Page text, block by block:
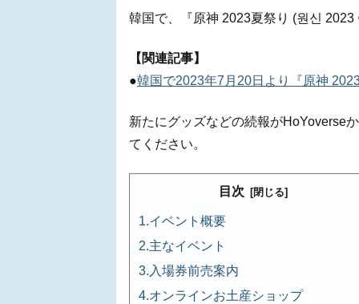
韓国で、『原神 2023夏祭り (원신
【関連記事】
●韓国で2023年7月20日より『原神
新たにグッズなどの続報がHoYoverse
てください。
目次
イベント概要
主なイベント
入場券前売案内
オンラインお土産ショップ